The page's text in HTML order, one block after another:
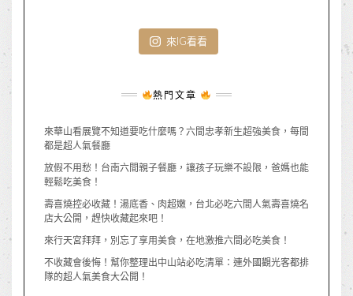
來IG看看
熱門文章
來華山看展覽不知道要吃什麼嗎？六間忠孝新生超強美食，每間
都是超人氣餐廳
放假不用愁！台南六間親子餐廳，讓孩子玩樂不設限，爸媽也能
輕鬆吃美食！
壽喜燒控必收藏！湯底香、肉超嫩，台北必吃六間人氣壽喜燒名
店大公開，趕快收藏起來吧！
來行天宮拜拜，別忘了享用美食，在地激推六間必吃美食！
不收藏會後悔！幫你整理出中山站必吃清單：連外國觀光客都排
隊的超人氣美食大公開！